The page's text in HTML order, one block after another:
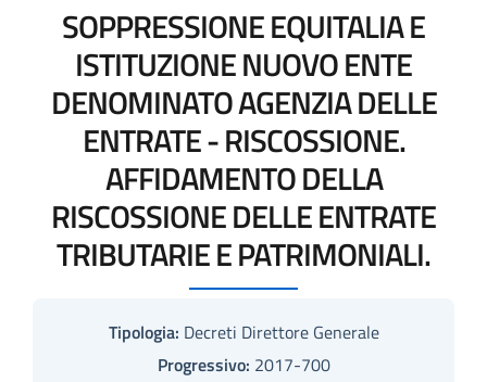
SOPPRESSIONE EQUITALIA E
ISTITUZIONE NUOVO ENTE
DENOMINATO AGENZIA DELLE
ENTRATE - RISCOSSIONE.
AFFIDAMENTO DELLA
RISCOSSIONE DELLE ENTRATE
TRIBUTARIE E PATRIMONIALI.
Tipologia: Decreti Direttore Generale
Progressivo: 2017-700